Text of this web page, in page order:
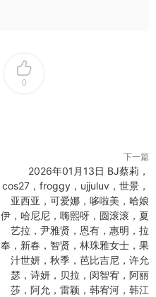
0
下一篇
2026年01月13日 BJ蔡莉，
cos27，froggy，ujjuluv，世景，
亚西亚，可爱娜，哆啦美，哈娘
伊，哈尼尼，嗨熙呀，圆滚滚，夏
艺拉，尹雅贤，恩有，惠明，拉
奉，新春，智贤，林珠雅女士，果
汁世妍，秋季，芭比吉尼，许允
瑟，诗妍，贝拉，闵智宥，阿丽
莎，阿允，雷颖，韩宥河，韩江